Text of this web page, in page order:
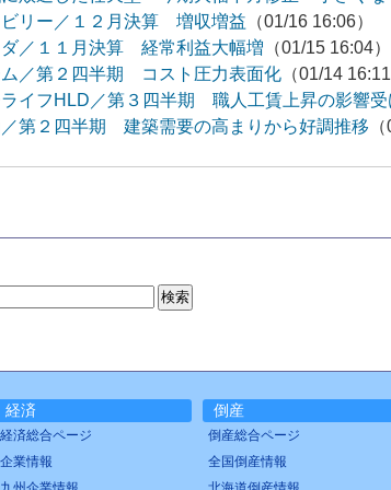
ビリー／１２月決算 増収増益 （01/16 16:06）
／１１月決算 経常利益大幅増 （01/15 16:04）
ム／第２四半期 コスト圧力表面化 （01/14 16:11
イフHLD／第３四半期 職人工賃上昇の影響受
第２四半期 建築需要の高まりから好調推移
経済
経済総合ページ
企業情報
倒産
倒産総合ページ
全国倒産情報